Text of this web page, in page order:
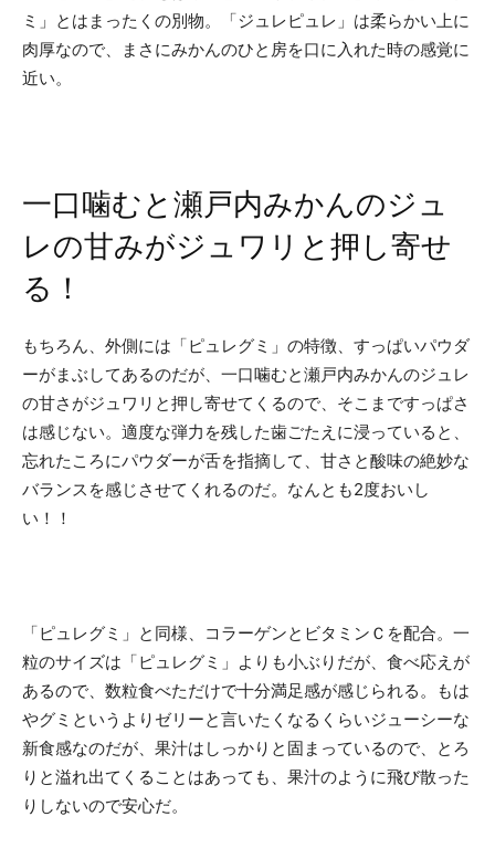
ミ」とはまったくの別物。「ジュレピュレ」は柔らかい上に
肉厚なので、まさにみかんのひと房を口に入れた時の感覚に
近い。
一口噛むと瀬戸内みかんのジュ
レの甘みがジュワリと押し寄せ
る！
もちろん、外側には「ピュレグミ」の特徴、すっぱいパウダ
ーがまぶしてあるのだが、一口噛むと瀬戸内みかんのジュレ
の甘さがジュワリと押し寄せてくるので、そこまですっぱさ
は感じない。適度な弾力を残した歯ごたえに浸っていると、
忘れたころにパウダーが舌を指摘して、甘さと酸味の絶妙な
バランスを感じさせてくれるのだ。なんとも2度おいし
い！！
「ピュレグミ」と同様、コラーゲンとビタミンＣを配合。一
粒のサイズは「ピュレグミ」よりも小ぶりだが、食べ応えが
あるので、数粒食べただけで十分満足感が感じられる。もは
やグミというよりゼリーと言いたくなるくらいジューシーな
新食感なのだが、果汁はしっかりと固まっているので、とろ
りと溢れ出てくることはあっても、果汁のように飛び散った
りしないので安心だ。